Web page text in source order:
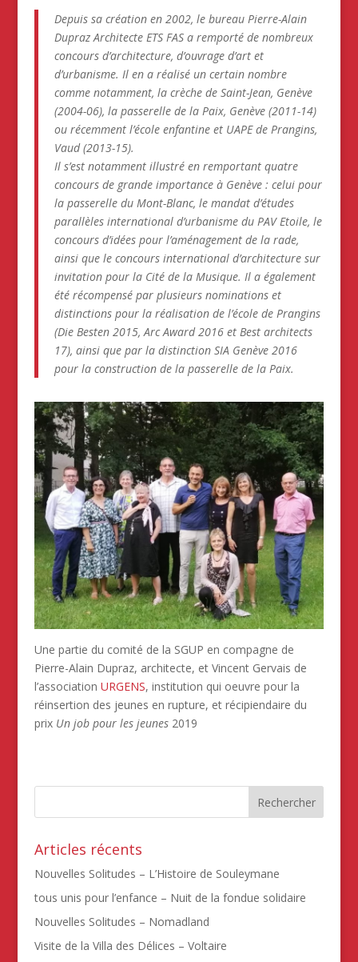
Depuis sa création en 2002, le bureau Pierre-Alain
Dupraz Architecte ETS FAS a remporté de nombreux
concours d’architecture, d’ouvrage d’art et
d’urbanisme. Il en a réalisé un certain nombre
comme notamment, la crèche de Saint-Jean, Genève
(2004-06), la passerelle de la Paix, Genève (2011-14)
ou récemment l’école enfantine et UAPE de Prangins,
Vaud (2013-15).
Il s’est notamment illustré en remportant quatre
concours de grande importance à Genève : celui pour
la passerelle du Mont-Blanc, le mandat d’études
parallèles international d’urbanisme du PAV Etoile, le
concours d’idées pour l’aménagement de la rade,
ainsi que le concours international d’architecture sur
invitation pour la Cité de la Musique. Il a également
été récompensé par plusieurs nominations et
distinctions pour la réalisation de l’école de Prangins
(Die Besten 2015, Arc Award 2016 et Best architects
17), ainsi que par la distinction SIA Genève 2016
pour la construction de la passerelle de la Paix.
Une partie du comité de la SGUP en compagne de
Pierre-Alain Dupraz, architecte, et Vincent Gervais de
l’association URGENS, institution qui oeuvre pour la
réinsertion des jeunes en rupture, et récipiendaire du
prix Un job pour les jeunes2019
Articles récents
Nouvelles Solitudes – L’Histoire de Souleymane
tous unis pour l’enfance – Nuit de la fondue solidaire
Nouvelles Solitudes – Nomadland
Visite de la Villa des Délices – Voltaire